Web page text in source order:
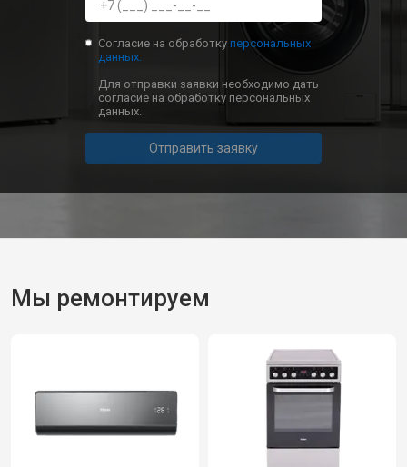
Согласие на обработку персональных
данных.
Для отправки заявки необходимо дать
согласие на обработку персональных
данных.
Отправить заявку
Мы ремонтируем